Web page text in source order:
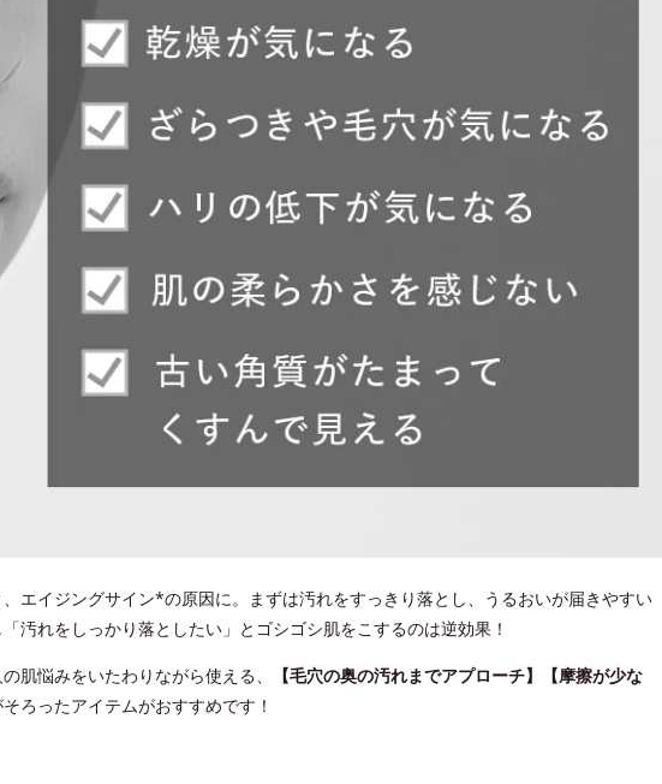
エイジングサイン*の原因に。まずは汚れをすっきり落とし、うるおいが届きやすい
汚れをしっかり落としたい」とゴシゴシ肌をこするのは逆効果！
肌悩みをいたわりながら使える、
【毛穴の奥の汚れまでアプローチ】【摩擦が少な
ろったアイテムがおすすめです！